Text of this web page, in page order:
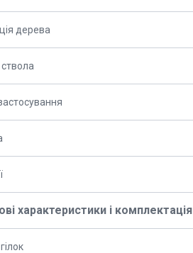
дерева
характеристики і комплектація